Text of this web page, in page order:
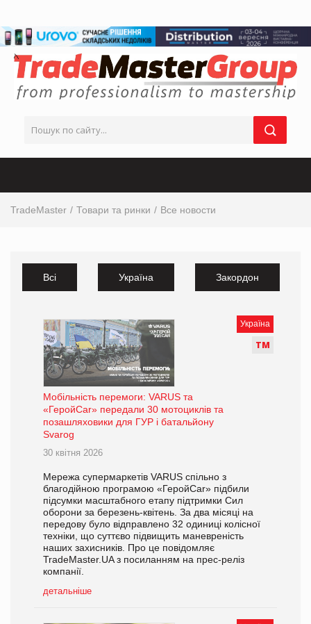
TradeMaster Товари та ринки Все новости
Всі Україна Закордон
Україна
ТМ
Мобільність перемоги: VARUS та
«ГеройCar» передали 30 мотоциклів та
позашляховики для ГУР і батальйону
Svarog
30 квітня 2026
Мережа супермаркетів VARUS спільно з
благодійною програмою «ГеройCаr» підбили
підсумки масштабного етапу підтримки Сил
оборони за березень-квітень. За два місяці на
передову було відправлено 32 одиниці колісної
техніки, що суттєво підвищить маневреність
наших захисників. Про це повідомляє
TradeMaster.UA з посиланням на прес-реліз
компанії.
детальніше